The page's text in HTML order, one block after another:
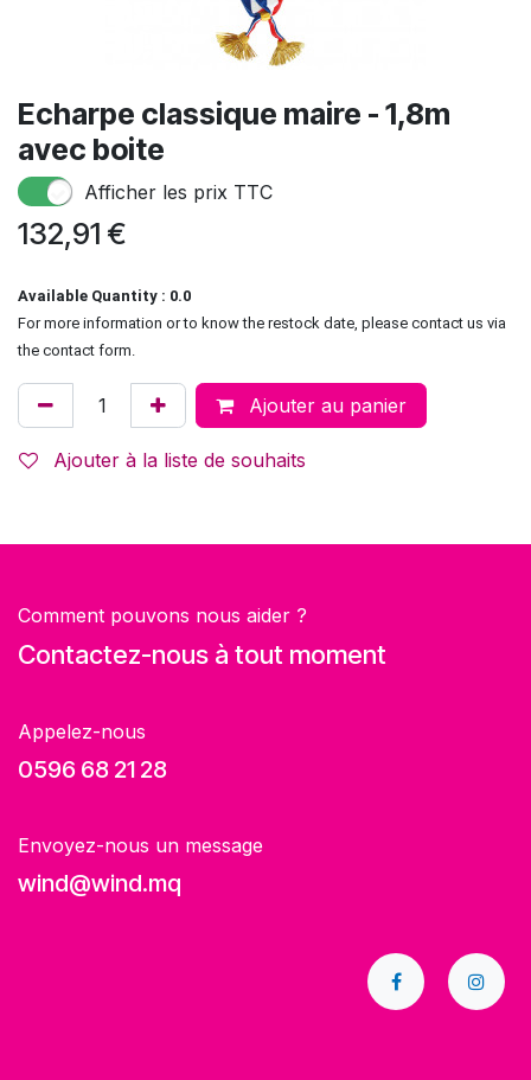
Echarpe classique maire - 1,8m
avec boite
Afficher les prix TTC
132,91 €
Available Quantity : 0.0
For more information or to know the restock date, please contact us via
the contact form.
Ajouter au panier
Ajouter à la liste de souhaits
Comment pouvons nous aider ?
Contactez-nous à tout moment
Appelez-nous
0596 68 21 28
Envoyez-nous un message
wind@wind.mq